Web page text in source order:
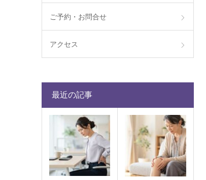
ご予約・お問合せ
アクセス
最近の記事